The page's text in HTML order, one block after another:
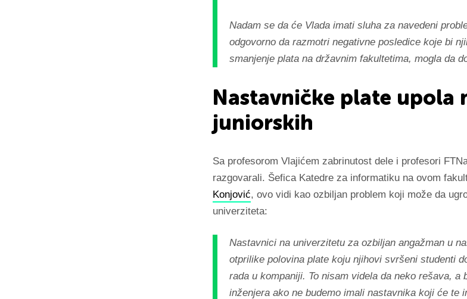
Nadam se da će Vlada imati sluha za navedeni
odgovorno da razmotri negativne posledice koje bi
smanjenje plata na državnim fakultetima, mogla da
Nastavničke plate upola
juniorskih
Sa profesorom Vlajićem zabrinutost dele i profesori
razgovarali. Šefica Katedre za informatiku na ovom
Konjović, ovo vidi kao ozbiljan problem koji može da
univerziteta:
Nastavnici na univerzitetu za ozbiljan angažman u
otprilike polovina plate koju njihovi svršeni studenti
rada u kompaniji. To nisam videla da neko rešava, a
inženjera ako ne budemo imali nastavnika koji će te